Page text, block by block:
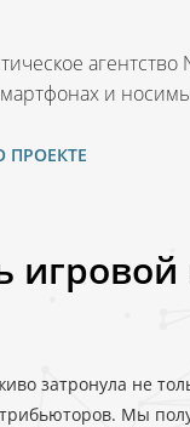
агентство
и
ПРОЕКТЕ
игровой
затронула не
Мы